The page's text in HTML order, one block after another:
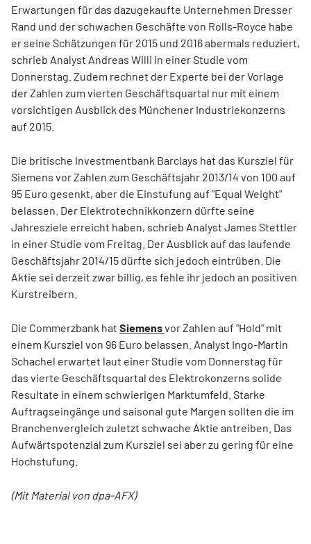
Erwartungen für das dazugekaufte Unternehmen Dresser
Rand und der schwachen Geschäfte von Rolls-Royce habe
er seine Schätzungen für 2015 und 2016 abermals reduziert,
schrieb Analyst Andreas Willi in einer Studie vom
Donnerstag. Zudem rechnet der Experte bei der Vorlage
der Zahlen zum vierten Geschäftsquartal nur mit einem
vorsichtigen Ausblick des Münchener Industriekonzerns
auf 2015.
Die britische Investmentbank Barclays hat das Kursziel für
Siemens vor Zahlen zum Geschäftsjahr 2013/14 von 100 auf
95 Euro gesenkt, aber die Einstufung auf "Equal Weight"
belassen. Der Elektrotechnikkonzern dürfte seine
Jahresziele erreicht haben, schrieb Analyst James Stettler
in einer Studie vom Freitag. Der Ausblick auf das laufende
Geschäftsjahr 2014/15 dürfte sich jedoch eintrüben. Die
Aktie sei derzeit zwar billig, es fehle ihr jedoch an positiven
Kurstreibern.
Die Commerzbank hat Siemensvor Zahlen auf "Hold" mit
einem Kursziel von 96 Euro belassen. Analyst Ingo-Martin
Schachel erwartet laut einer Studie vom Donnerstag für
das vierte Geschäftsquartal des Elektrokonzerns solide
Resultate in einem schwierigen Marktumfeld. Starke
Auftragseingänge und saisonal gute Margen sollten die im
Branchenvergleich zuletzt schwache Aktie antreiben. Das
Aufwärtspotenzial zum Kursziel sei aber zu gering für eine
Hochstufung.
(Mit Material von dpa-AFX)